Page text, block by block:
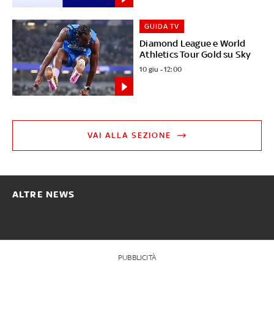
Diamond League e World
Athletics Tour Gold su Sky
GUIDA TV
10 giu - 12:00
VAI ALLA SEZIONE
ALTRE NEWS
PUBBLICITÀ